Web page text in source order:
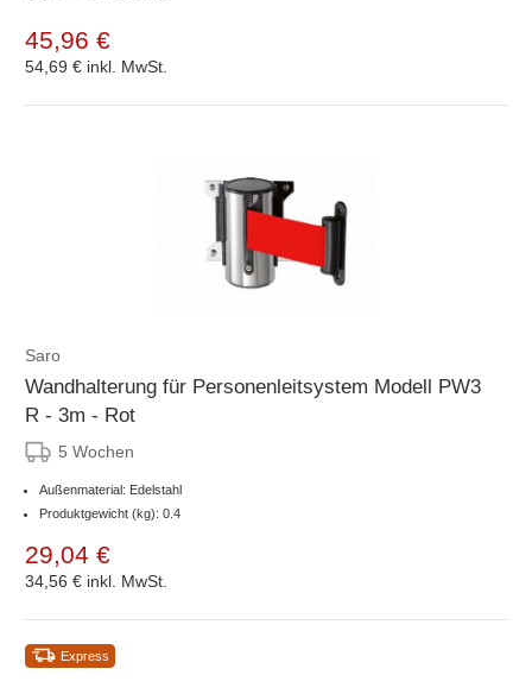
45,96 €
54,69 € inkl. MwSt.
Saro
Wandhalterung für Personenleitsystem Modell PW3
R - 3m - Rot
5 Wochen
Außenmaterial: Edelstahl
Produktgewicht (kg): 0.4
29,04 €
34,56 € inkl. MwSt.
Express